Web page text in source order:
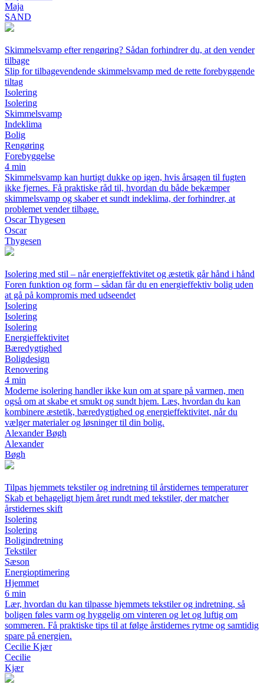
Maja
SAND
Skimmelsvamp efter rengøring? Sådan forhindrer du, at den vender
tilbage
Slip for tilbagevendende skimmelsvamp med de rette forebyggende
tiltag
Isolering
Isolering
Skimmelsvamp
Indeklima
Bolig
Rengøring
Forebyggelse
4 min
Skimmelsvamp kan hurtigt dukke op igen, hvis årsagen til fugten
ikke fjernes. Få praktiske råd til, hvordan du både bekæmper
skimmelsvamp og skaber et sundt indeklima, der forhindrer, at
problemet vender tilbage.
Oscar Thygesen
Oscar
Thygesen
Isolering med stil – når energieffektivitet og æstetik går hånd i hånd
Foren funktion og form – sådan får du en energieffektiv bolig uden
at gå på kompromis med udseendet
Isolering
Isolering
Isolering
Energieffektivitet
Bæredygtighed
Boligdesign
Renovering
4 min
Moderne isolering handler ikke kun om at spare på varmen, men
også om at skabe et smukt og sundt hjem. Læs, hvordan du kan
kombinere æstetik, bæredygtighed og energieffektivitet, når du
vælger materialer og løsninger til din bolig.
Alexander Bøgh
Alexander
Bøgh
Tilpas hjemmets tekstiler og indretning til årstidernes temperaturer
Skab et behageligt hjem året rundt med tekstiler, der matcher
årstidernes skift
Isolering
Isolering
Boligindretning
Tekstiler
Sæson
Energioptimering
Hjemmet
6 min
Lær, hvordan du kan tilpasse hjemmets tekstiler og indretning, så
boligen føles varm og hyggelig om vinteren og let og luftig om
sommeren. Få praktiske tips til at følge årstidernes rytme og samtidig
spare på energien.
Cecilie Kjær
Cecilie
Kjær